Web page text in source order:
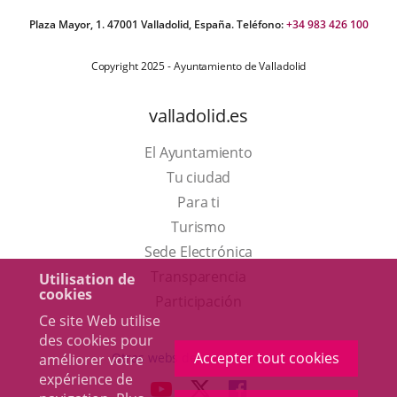
Utilisation de
cookies
Ce site Web utilise
des cookies pour
améliorer votre
expérience de
Accepter tout cookies
Plaza Mayor, 1. 47001 Valladolid, España. Teléfono:+34 983 426 100
Copyright 2025 - Ayuntamiento de Valladolid
valladolid.es
El Ayuntamiento
Tu ciudad
Para ti
TurismoEste
enlace
una
ventana
Sede Electrónica
externa.
Otras webs del ayuntamiento
ENLACEENLACEENLACE